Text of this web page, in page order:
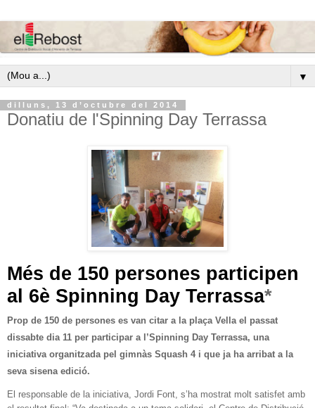
▼
dilluns, 13 d’octubre del 2014
Donatiu de l'Spinning Day Terrassa
Més de 150 persones participen
al 6è Spinning Day Terrassa*
Prop de 150 de persones es van citar a la plaça Vella el passat
dissabte dia 11 per participar a l’Spinning Day Terrassa, una
iniciativa organitzada pel gimnàs Squash 4 i que ja ha arribat a la
seva sisena edició.
El responsable de la iniciativa, Jordi Font, s’ha mostrat molt satisfet amb